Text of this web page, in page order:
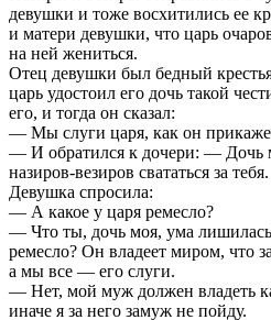
девушки и тоже восхитились ее
и матери девушки, что царь
на ней жениться.
Отец девушки был бедный
царь удостоил его дочь такой
его, и тогда он сказал:
— Мы слуги царя, как он
— И обратился к дочери: — Дочь
назиров-везиров свататься за
Девушка спросила:
— А какое у царя ремесло?
— Что ты, дочь моя, ума
ремесло? Он владеет миром, что
а мы все — его слуги.
— Нет, мой муж должен владеть
иначе я за него замуж не пойду.